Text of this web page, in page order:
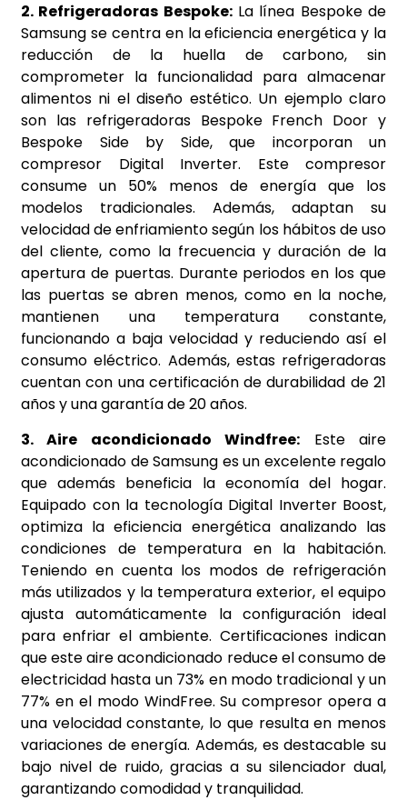
2. Refrigeradoras Bespoke:La línea Bespoke de
Samsung se centra en la eficiencia energética y la
reducción de la huella de carbono, sin
comprometer la funcionalidad para almacenar
alimentos ni el diseño estético. Un ejemplo claro
son las refrigeradoras Bespoke French Door y
Bespoke Side by Side, que incorporan un
compresor Digital Inverter. Este compresor
consume un 50% menos de energía que los
modelos tradicionales. Además, adaptan su
velocidad de enfriamiento según los hábitos de uso
del cliente, como la frecuencia y duración de la
apertura de puertas. Durante periodos en los que
las puertas se abren menos, como en la noche,
mantienen una temperatura constante,
funcionando a baja velocidad y reduciendo así el
consumo eléctrico. Además, estas refrigeradoras
cuentan con una certificación de durabilidad de 21
años y una garantía de 20 años.
3. Aire acondicionado Windfree: Este aire
acondicionado de Samsung es un excelente regalo
que además beneficia la economía del hogar.
Equipado con la tecnología Digital Inverter Boost,
optimiza la eficiencia energética analizando las
condiciones de temperatura en la habitación.
Teniendo en cuenta los modos de refrigeración
más utilizados y la temperatura exterior, el equipo
ajusta automáticamente la configuración ideal
para enfriar el ambiente. Certificaciones indican
que este aire acondicionado reduce el consumo de
electricidad hasta un 73% en modo tradicional y un
77% en el modo WindFree. Su compresor opera a
una velocidad constante, lo que resulta en menos
variaciones de energía. Además, es destacable su
bajo nivel de ruido, gracias a su silenciador dual,
garantizando comodidad y tranquilidad.